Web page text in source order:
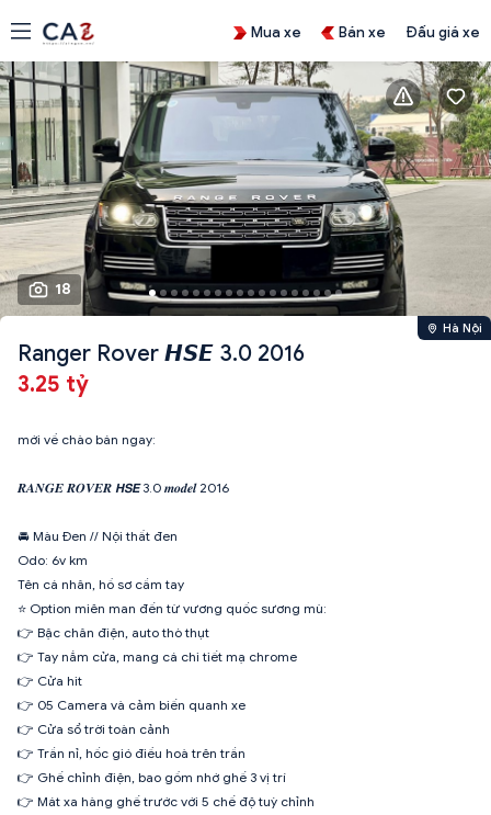
Mua xe Bán xe Đấu giá xe
18
Hà Nội
Ranger Rover 𝙃𝙎𝙀 3.0 2016
3.25 tỷ
mới về chào bán ngay:
𝑹𝑨𝑵𝑮𝑬 𝑹𝑶𝑽𝑬𝑹 𝙃𝙎𝙀 3.0 𝒎𝒐𝒅𝒆𝒍 2016
🚘 Màu Đen // Nội thất đen
Odo: 6v km
Tên cá nhân, hồ sơ cầm tay
⭐️ Option miên man đến từ vương quốc sương mù:
👉 Bậc chân điện, auto thò thụt
👉 Tay nắm cửa, mang cá chi tiết mạ chrome
👉 Cửa hit
👉 05 Camera và cảm biến quanh xe
👉 Cửa sổ trời toàn cảnh
👉 Trần nỉ, hốc gió điều hoà trên trần
👉 Ghế chỉnh điện, bao gồm nhớ ghế 3 vị trí
👉 Mát xa hàng ghế trước với 5 chế độ tuỳ chỉnh